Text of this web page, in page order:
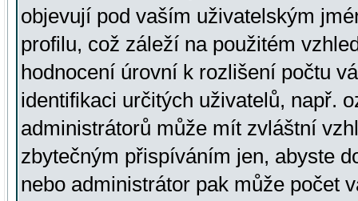
objevují pod vaším uživatelským
profilu, což záleží na použitém
hodnocení úrovní k rozlišení počtu
identifikaci určitých uživatelů, např.
administrátorů může mít zvláštní
zbytečným přispíváním jen, abyste
nebo administrátor pak může počet